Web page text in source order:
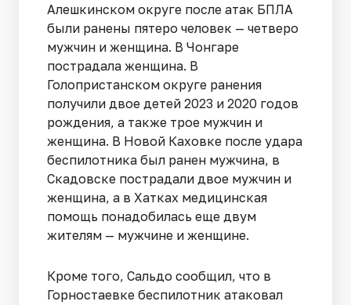
Алешкинском округе после атак БПЛА
были ранены пятеро человек — четверо
мужчин и женщина. В Чонгаре
пострадала женщина. В
Голопристанском округе ранения
получили двое детей 2023 и 2020 годов
рождения, а также трое мужчин и
женщина. В Новой Каховке после удара
беспилотника был ранен мужчина, в
Скадовске пострадали двое мужчин и
женщина, а в Хатках медицинская
помощь понадобилась еще двум
жителям — мужчине и женщине.
Кроме того, Сальдо сообщил, что в
Горностаевке беспилотник атаковал